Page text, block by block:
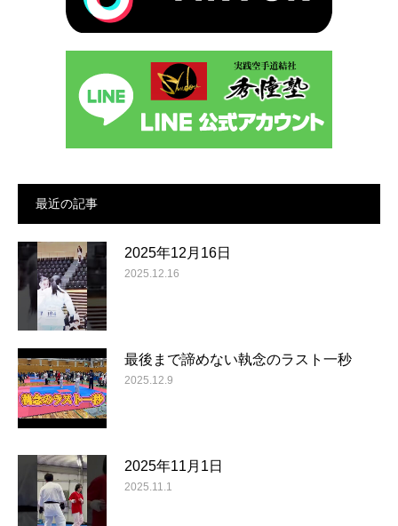
最近の記事
2025年12月16日
2025.12.16
最後まで諦めない執念のラスト一秒
2025.12.9
2025年11月1日
2025.11.1